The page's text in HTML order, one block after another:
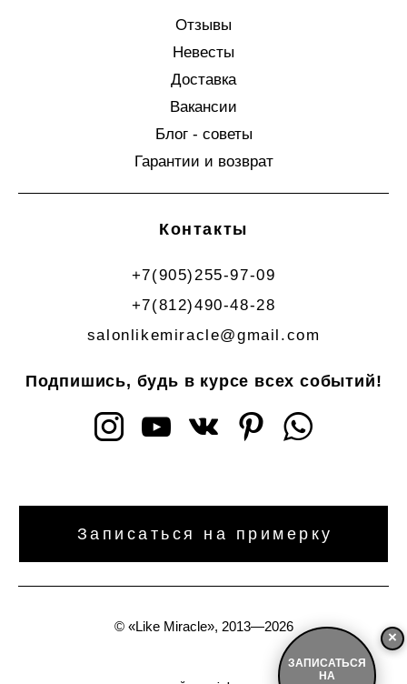
ЗАПИСАТЬСЯ
НА
×
Отзывы
Невесты
Доставка
Вакансии
Блог - советы
Гарантии и возврат
Контакты
+7(905)255-97-09
+7(812)490-48-28
salonlikemiracle@gmail.com
Подпишись, будь в курсе всех событий!
Записаться на примерку
© «Like Miracle», 2013—2026